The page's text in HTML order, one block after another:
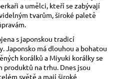
a umělci, kteří se zabývají
tvarům, široké paletě
s japonskou tradicí
Japonsko má dlouhou a bohatou
korálků a Miyuki korálky se
na trhu. Dnes jsou
světě a mají široké